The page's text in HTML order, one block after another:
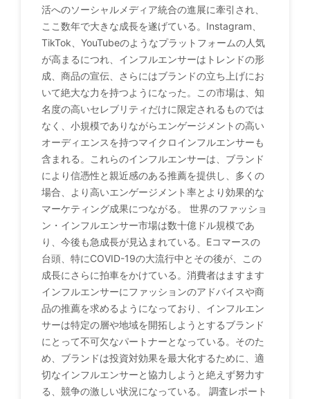
活へのソーシャルメディア統合の進展に牽引され、
ここ数年で大きな成長を遂げている。Instagram、
TikTok、YouTubeのようなプラットフォームの人気
が高まるにつれ、インフルエンサーはトレンドの形
成、商品の宣伝、さらにはブランドの立ち上げにお
いて絶大な力を持つようになった。この市場は、知
名度の高いセレブリティだけに限定されるものでは
なく、小規模でありながらエンゲージメントの高い
オーディエンスを持つマイクロインフルエンサーも
含まれる。これらのインフルエンサーは、ブランド
により信憑性と親近感のある推薦を提供し、多くの
場合、より高いエンゲージメント率とより効果的な
マーケティング成果につながる。 世界のファッショ
ン・インフルエンサー市場は数十億ドル規模であ
り、今後も急成長が見込まれている。Eコマースの
台頭、特にCOVID-19の大流行中とその後が、この
成長にさらに拍車をかけている。消費者はますます
インフルエンサーにファッションのアドバイスや商
品の推薦を求めるようになっており、インフルエン
サーは特定の層や地域を開拓しようとするブランド
にとって不可欠なパートナーとなっている。そのた
め、ブランドは投資対効果を最大化するために、適
切なインフルエンサーと協力しようと絶えず努力す
る、競争の激しい状況になっている。 調査レポート